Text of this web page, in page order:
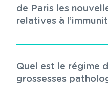
de Paris les
relatives à
Quel est le régime
grossesses